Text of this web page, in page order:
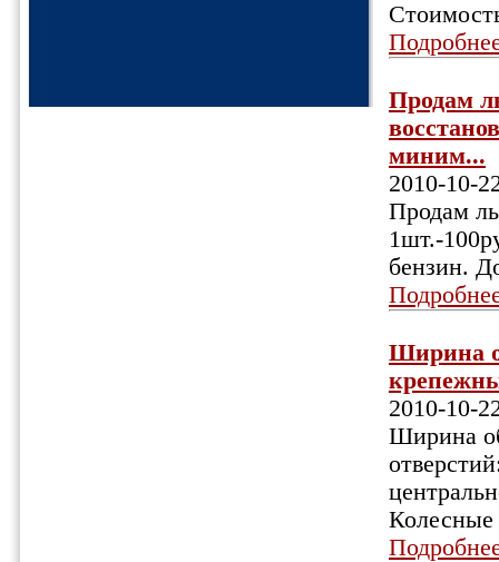
Продам
миним...
2010-10-
Продам
1шт.-
бензин.
Ширина
2010-10-
Ширина
Колесные